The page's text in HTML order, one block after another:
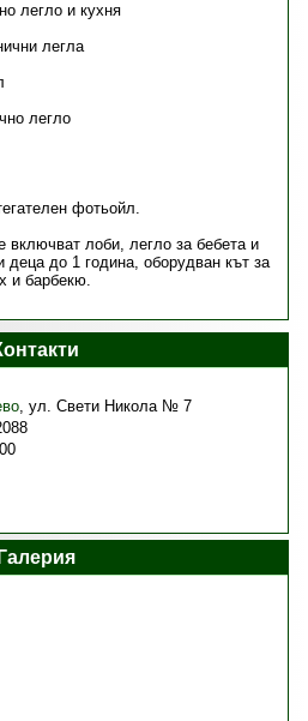
легло и кухня
легла
легло
фотьойл.
включват лоби, легло за бебета и
до 1 година, оборудван кът за
и барбекю.
,ул. Свети Никола № 7
Галерия